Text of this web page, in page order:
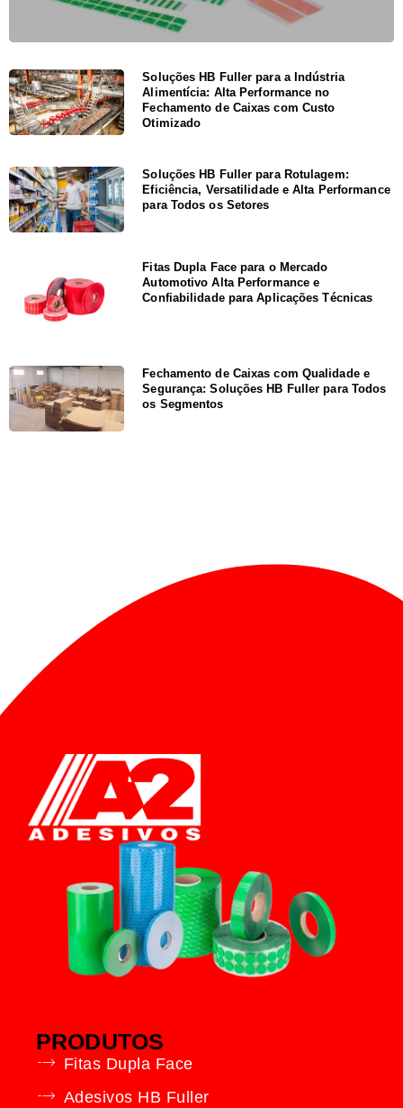
Soluções HB Fuller para a Indústria
Alimentícia: Alta Performance no
Fechamento de Caixas com Custo
Otimizado
Soluções HB Fuller para Rotulagem:
Eficiência, Versatilidade e Alta Performance
para Todos os Setores
Fitas Dupla Face para o Mercado
Automotivo Alta Performance e
Confiabilidade para Aplicações Técnicas
Fechamento de Caixas com Qualidade e
Segurança: Soluções HB Fuller para Todos
os Segmentos
PRODUTOS
Fitas Dupla Face
Adesivos HB Fuller